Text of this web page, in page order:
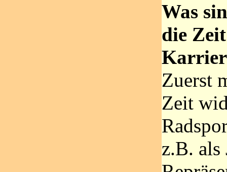
Was
die
Zuerst
Zeit
z.B. als